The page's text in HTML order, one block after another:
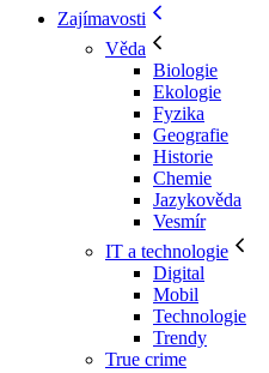
Zajímavosti
Věda
Biologie
Ekologie
Fyzika
Geografie
Historie
Chemie
Jazykověda
Vesmír
IT a technologie
Digital
Mobil
Technologie
Trendy
True crime